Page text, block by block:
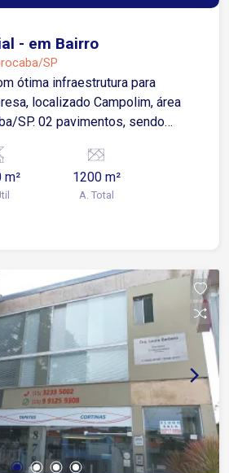
- em Bairro
SP
ótima infraestrutura para
localizado Campolim, área
sendo
de
Próximo ao
Esplanada
m² 1200 m²
A. Total